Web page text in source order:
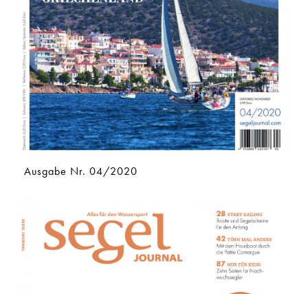
Ausgabe Nr. 04/2020